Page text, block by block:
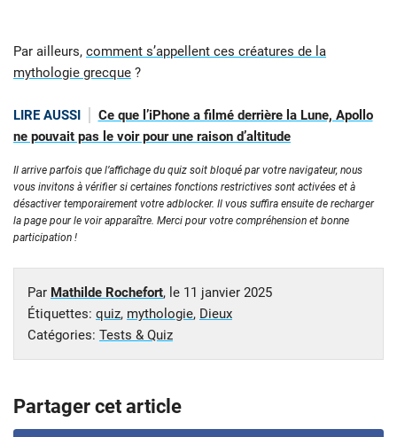
Par ailleurs, comment s’appellent ces créatures de la
mythologie grecque ?
LIRE AUSSI
Ce que l’iPhone a filmé derrière la Lune, Apollo
ne pouvait pas le voir pour une raison d’altitude
Il arrive parfois que l’affichage du quiz soit bloqué par votre navigateur, nous
vous invitons à vérifier si certaines fonctions restrictives sont activées et à
désactiver temporairement votre adblocker. Il vous suffira ensuite de recharger
la page pour le voir apparaître. Merci pour votre compréhension et bonne
participation !
Par Mathilde Rochefort, le 11 janvier 2025
Étiquettes: quiz, mythologie, Dieux
Catégories: Tests & Quiz
Partager cet article